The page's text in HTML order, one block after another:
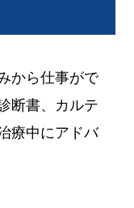
から仕事がで
断書、カルテ
療中にアドバ